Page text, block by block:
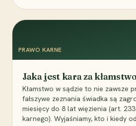
PRAWO KARNE
Jaka jest kara za
Kłamstwo w sądzie to nie zawsze
fałszywe zeznania świadka są
miesięcy do 8 lat więzienia (art.
karnego). Wyjaśniamy, kto i kiedy